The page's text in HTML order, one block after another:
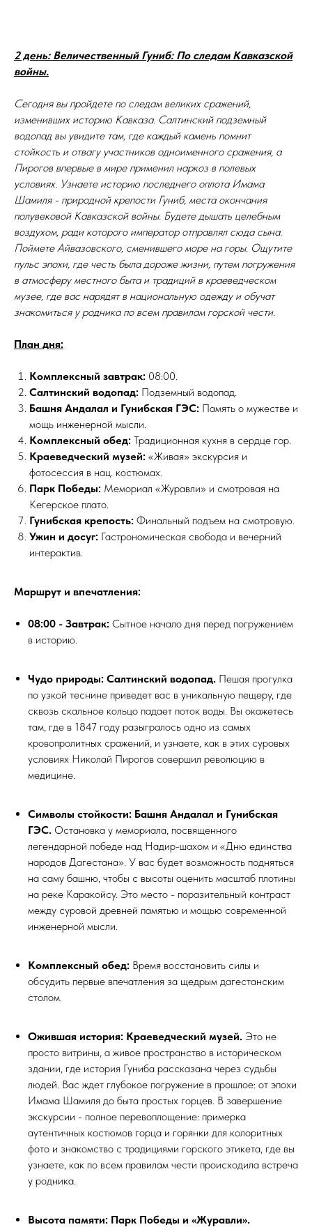
2 день: Величественный Гуниб: По следам Кавказской
войны.
Сегодня вы пройдете по следам великих сражений,
изменивших историю Кавказа. Салтинский подземный
водопад вы увидите там, где каждый камень помнит
стойкость и отвагу участников одноименного сражения, а
Пирогов впервые в мире применил наркоз в полевых
условиях. Узнаете историю последнего оплота Имама
Шамиля - природной крепости Гуниб, места окончания
полувековой Кавказской войны. Будете дышать целебным
воздухом, ради которого император отправлял сюда сына.
Поймете Айвазовского, сменившего море на горы. Ощутите
пульс эпохи, где честь была дороже жизни, путем погружения
в атмосферу местного быта и традиций в краеведческом
музее, где вас нарядят в национальную одежду и обучат
знакомиться у родника по всем правилам горской чести.
План дня:
Комплексный завтрак: 08:00.
Салтинский водопад: Подземный водопад.
Башня Андалал и Гунибская ГЭС: Память о мужестве и
мощь инженерной мысли.
Комплексный обед: Традиционная кухня в сердце гор.
Краеведческий музей: «Живая» экскурсия и
фотосессия в нац. костюмах.
Парк Победы: Мемориал «Журавли» и смотровая на
Кегерское плато.
Гунибская крепость: Финальный подъем на смотровую.
Ужин и досуг: Гастрономическая свобода и вечерний
интерактив.
Маршрут и впечатления:
08:00 - Завтрак: Сытное начало дня перед погружением
в историю.
Чудо природы: Салтинский водопад. Пешая прогулка
по узкой теснине приведет вас в уникальную пещеру, где
сквозь скальное кольцо падает поток воды. Вы окажетесь
там, где в 1847 году разыгралось одно из самых
кровопролитных сражений, и узнаете, как в этих суровых
условиях Николай Пирогов совершил революцию в
медицине.
Символы стойкости: Башня Андалал и Гунибская
ГЭС. Остановка у мемориала, посвященного
легендарной победе над Надир-шахом и «Дню единства
народов Дагестана». У вас будет возможность подняться
на саму башню, чтобы с высоты оценить масштаб плотины
на реке Каракойсу. Это место - поразительный контраст
между суровой древней памятью и мощью современной
инженерной мысли.
Комплексный обед: Время восстановить силы и
обсудить первые впечатления за щедрым дагестанским
столом.
Ожившая история: Краеведческий музей. Это не
просто витрины, а живое пространство в историческом
здании, где история Гуниба рассказана через судьбы
людей. Вас ждет глубокое погружение в прошлое: от эпохи
Имама Шамиля до быта простых горцев. В завершение
экскурсии - полное перевоплощение: примерка
аутентичных костюмов горца и горянки для колоритных
фото и знакомство с традициями горского этикета, где вы
узнаете, как по всем правилам чести происходила встреча
у родника.
Высота памяти: Парк Победы и «Журавли».